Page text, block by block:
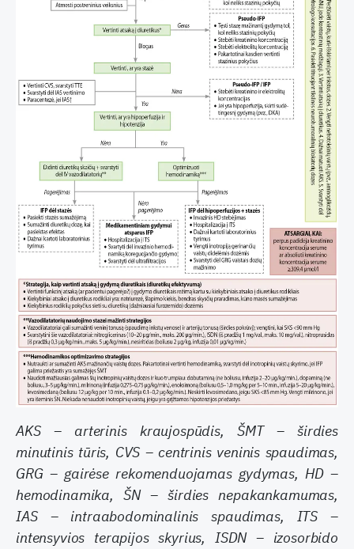
AKS – arterinis kraujospūdis, ŠMT – širdies
minutinis tūris, CVS – centrinis veninis spaudimas,
GRG – gairėse rekomenduojamas gydymas, HD –
hemodinamika, ŠN – širdies nepakankamumas,
IAS – intraabodominalinis spaudimas, ITS –
intensyvios terapijos skyrius, ISDN – izosorbido